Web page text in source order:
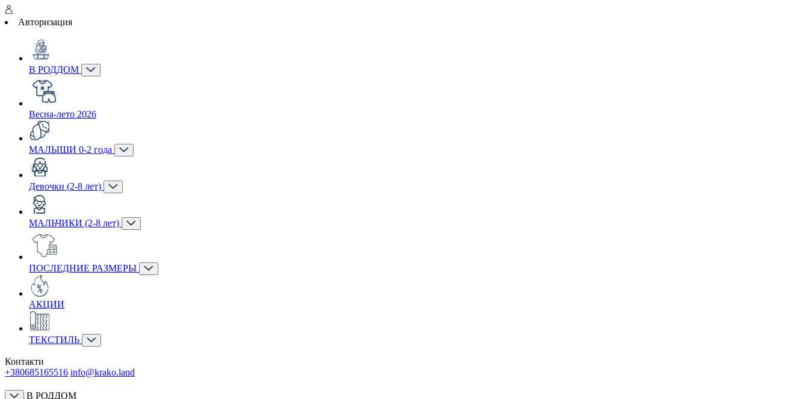
Авторизация
В РОДДОМ
Весна-лето 2026
МАЛЫШИ 0-2 года
Девочки (2-8 лет)
МАЛЬЧИКИ (2-8 лет)
ПОСЛЕДНИЕ РАЗМЕРЫ
АКЦИИ
ТЕКСТИЛЬ
Контакти
+380685165516 info@krako.land
В РОДДОМ